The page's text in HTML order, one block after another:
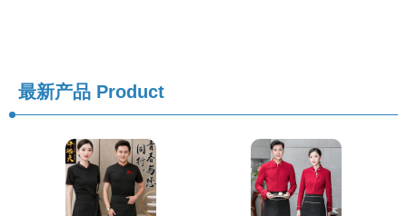
最新产品 Product